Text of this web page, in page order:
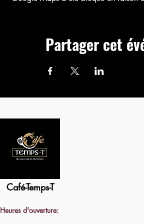
Partager cet
Café-Temps-T
Heures d'ouverture: